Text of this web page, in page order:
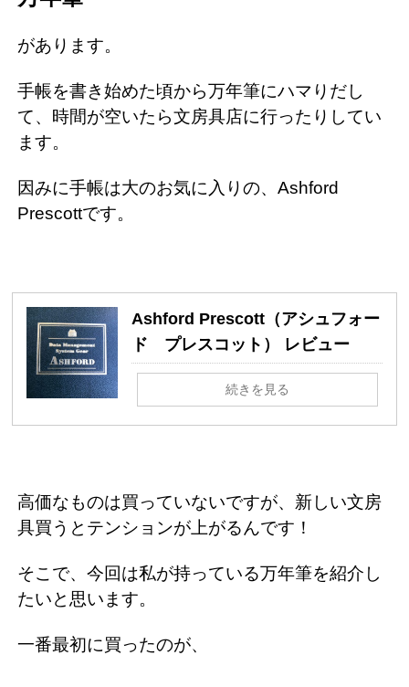
があります。
手帳を書き始めた頃から万年筆にハマりだし
て、時間が空いたら文房具店に行ったりしてい
ます。
因みに手帳は大のお気に入りの、Ashford
Prescottです。
Ashford Prescott（アシュフォー
ド プレスコット） レビュー
続きを見る
高価なものは買っていないですが、新しい文房
具買うとテンションが上がるんです！
そこで、今回は私が持っている万年筆を紹介し
たいと思います。
一番最初に買ったのが、